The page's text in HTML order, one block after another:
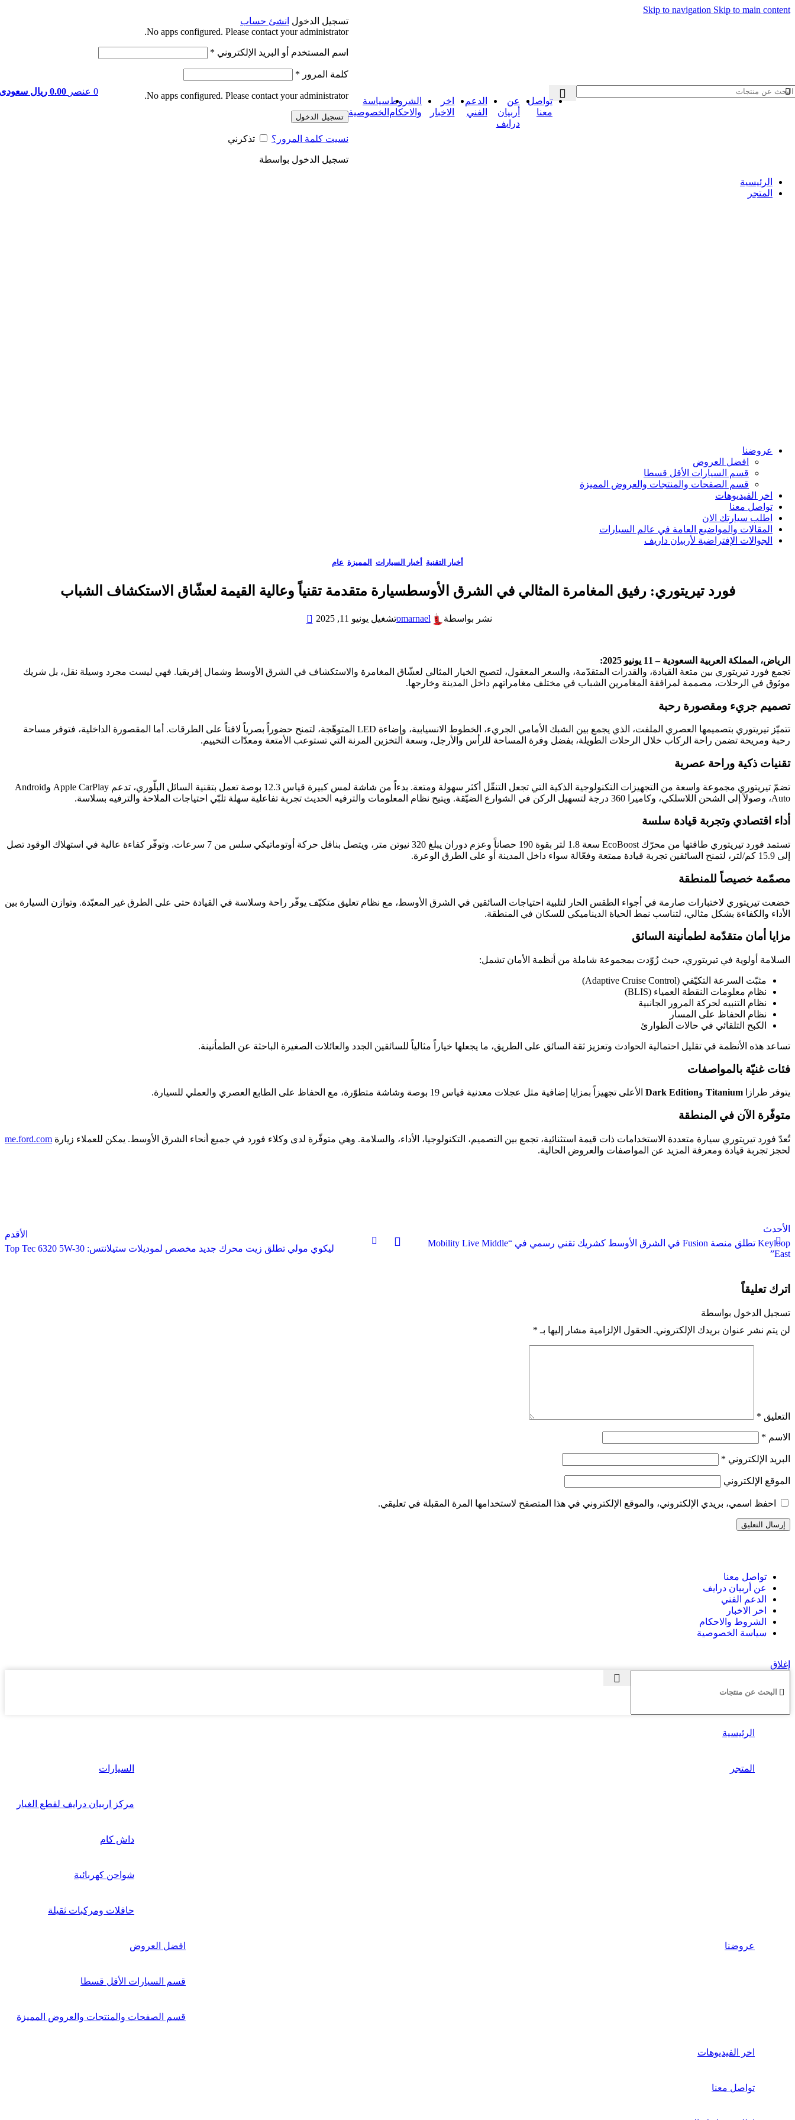
Skip to navigation Skip to main content
تواصل
معنا
عن
أربيان
درايف
الدعم
الفني
اخر
الاخبار
الشروط
والاحكام
سياسة
الخصوصية
تسجيل الدخول انشئ حساب
No apps configured. Please contact your administrator.
اسم المستخدم أو البريد الإلكتروني *
كلمة المرور *
No apps configured. Please contact your administrator.
تسجيل الدخول
نسيت كلمة المرور؟ تذكرني
تسجيل الدخول بواسطة
0 عنصر 0.00 ريال سعودى
الرئيسية
المتجر
عروضنا
افضل العروض
قسم السيارات الأقل قسطا
قسم الصفحات والمنتجات والعروض المميزة
اخر الفيديوهات
تواصل معنا
اطلب سيارتك الان
المقالات والمواضيع العامة في عالم السيارات
الجوالات الإفتراضية لأربيان داريف
أخبار التقنية أخبار السيارات المميزة عام
فورد تيريتوري: رفيق المغامرة المثالي في الشرق الأوسطسيارة متقدمة تقنياً وعالية القيمة لعشّاق الاستكشاف الشباب
نشر بواسطة omarnaelتشغيل يونيو 11, 2025 0
الرياض، المملكة العربية السعودية – 11 يونيو 2025:
تجمع فورد تيريتوري بين متعة القيادة، والقدرات المتقدّمة، والسعر المعقول، لتصبح الخيار المثالي لعشّاق المغامرة والاستكشاف في الشرق الأوسط وشمال إفريقيا. فهي ليست مجرد وسيلة نقل، بل شريك
موثوق في الرحلات، مصممة لمرافقة المغامرين الشباب في مختلف مغامراتهم داخل المدينة وخارجها.
تصميم جريء ومقصورة رحبة
تتميّز تيريتوري بتصميمها العصري الملفت، الذي يجمع بين الشبك الأمامي الجريء، الخطوط الانسيابية، وإضاءة LED المتوهّجة، لتمنح حضوراً بصرياً لافتاً على الطرقات. أما المقصورة الداخلية، فتوفر مساحة
رحبة ومريحة تضمن راحة الركاب خلال الرحلات الطويلة، بفضل وفرة المساحة للرأس والأرجل، وسعة التخزين المرنة التي تستوعب الأمتعة ومعدّات التخييم.
تقنيات ذكية وراحة عصرية
تضمّ تيريتوري مجموعة واسعة من التجهيزات التكنولوجية الذكية التي تجعل التنقّل أكثر سهولة ومتعة. بدءاً من شاشة لمس كبيرة قياس 12.3 بوصة تعمل بتقنية السائل البلّوري، تدعم Apple CarPlay وAndroid
Auto، وصولاً إلى الشحن اللاسلكي، وكاميرا 360 درجة لتسهيل الركن في الشوارع الضيّقة. ويتيح نظام المعلومات والترفيه الحديث تجربة تفاعلية سهلة تلبّي احتياجات الملاحة والترفيه بسلاسة.
أداء اقتصادي وتجربة قيادة سلسة
تستمد فورد تيريتوري طاقتها من محرّك EcoBoost سعة 1.8 لتر بقوة 190 حصاناً وعزم دوران يبلغ 320 نيوتن متر، ويتصل بناقل حركة أوتوماتيكي سلس من 7 سرعات. وتوفّر كفاءة عالية في استهلاك الوقود تصل
إلى 15.9 كم/لتر، لتمنح السائقين تجربة قيادة ممتعة وفعّالة سواء داخل المدينة أو على الطرق الوعرة.
مصمّمة خصيصاً للمنطقة
خضعت تيريتوري لاختبارات صارمة في أجواء الطقس الحار لتلبية احتياجات السائقين في الشرق الأوسط، مع نظام تعليق متكيّف يوفّر راحة وسلاسة في القيادة حتى على الطرق غير المعبّدة. وتوازن السيارة بين
الأداء والكفاءة بشكل مثالي، لتناسب نمط الحياة الديناميكي للسكان في المنطقة.
مزايا أمان متقدّمة لطمأنينة السائق
السلامة أولوية في تيريتوري، حيث زُوّدت بمجموعة شاملة من أنظمة الأمان تشمل:
مثبّت السرعة التكيّفي (Adaptive Cruise Control)
نظام معلومات النقطة العمياء (BLIS)
نظام التنبيه لحركة المرور الجانبية
نظام الحفاظ على المسار
الكبح التلقائي في حالات الطوارئ
تساعد هذه الأنظمة في تقليل احتمالية الحوادث وتعزيز ثقة السائق على الطريق، ما يجعلها خياراً مثالياً للسائقين الجدد والعائلات الصغيرة الباحثة عن الطمأنينة.
فئات غنيّة بالمواصفات
يتوفر طرازا Titanium وDark Edition الأعلى تجهيزاً بمزايا إضافية مثل عجلات معدنية قياس 19 بوصة وشاشة متطوّرة، مع الحفاظ على الطابع العصري والعملي للسيارة.
متوفّرة الآن في المنطقة
تُعدّ فورد تيريتوري سيارة متعددة الاستخدامات ذات قيمة استثنائية، تجمع بين التصميم، التكنولوجيا، الأداء، والسلامة. وهي متوفّرة لدى وكلاء فورد في جميع أنحاء الشرق الأوسط. يمكن للعملاء زيارة me.ford.com
لحجز تجربة قيادة ومعرفة المزيد عن المواصفات والعروض الحالية.
الأحدث
Keyloop تطلق منصة Fusion في الشرق الأوسط كشريك تقني رسمي في “Mobility Live Middle
East”
الأقدم
ليكوي مولي تطلق زيت محرك جديد مخصص لموديلات ستيلانتس: Top Tec 6320 5W-30
اترك تعليقاً
تسجيل الدخول بواسطة
لن يتم نشر عنوان بريدك الإلكتروني. الحقول الإلزامية مشار إليها بـ *
التعليق *
الاسم *
البريد الإلكتروني *
الموقع الإلكتروني
احفظ اسمي، بريدي الإلكتروني، والموقع الإلكتروني في هذا المتصفح لاستخدامها المرة المقبلة في تعليقي.
تواصل معنا
عن أربيان درايف
الدعم الفني
اخر الاخبار
الشروط والاحكام
سياسة الخصوصية
إغلاق
الرئيسية
المتجر السيارات
مركز اربيان درايف لقطع الغيار
داش كام
شواحن كهربائية
حافلات ومركبات ثقيلة
عروضنا افضل العروض
قسم السيارات الأقل قسطا
قسم الصفحات والمنتجات والعروض المميزة
اخر الفيديوهات
تواصل معنا